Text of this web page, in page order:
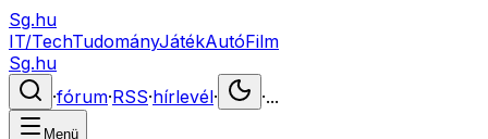
Sg.hu
IT/TechTudományJátékAutóFilm
Sg.hu
·fórum·RSS·hírlevél· ·...
Menü